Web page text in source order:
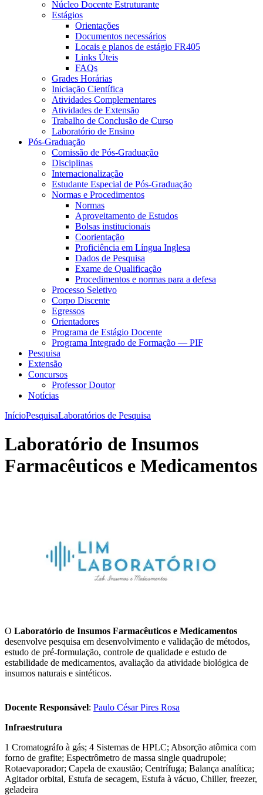
Núcleo Docente Estruturante
Estágios
Orientações
Documentos necessários
Locais e planos de estágio FR405
Links Úteis
FAQs
Grades Horárias
Iniciação Científica
Atividades Complementares
Atividades de Extensão
Trabalho de Conclusão de Curso
Laboratório de Ensino
Pós-Graduação
Comissão de Pós-Graduação
Disciplinas
Internacionalização
Estudante Especial de Pós-Graduação
Normas e Procedimentos
Normas
Aproveitamento de Estudos
Bolsas institucionais
Coorientação
Proficiência em Língua Inglesa
Dados de Pesquisa
Exame de Qualificação
Procedimentos e normas para a defesa
Processo Seletivo
Corpo Discente
Egressos
Orientadores
Programa de Estágio Docente
Programa Integrado de Formação — PIF
Pesquisa
Extensão
Concursos
Professor Doutor
Notícias
InícioPesquisaLaboratórios de Pesquisa
Laboratório de Insumos
Farmacêuticos e Medicamentos
O Laboratório de Insumos Farmacêuticos e Medicamentos
desenvolve pesquisa em desenvolvimento e validação de métodos,
estudo de pré-formulação, controle de qualidade e estudo de
estabilidade de medicamentos, avaliação da atividade biológica de
insumos naturais e sintéticos.
Docente Responsável: Paulo César Pires Rosa
Infraestrutura
1 Cromatográfo à gás; 4 Sistemas de HPLC; Absorção atômica com
forno de grafite; Espectrômetro de massa single quadrupole;
Rotaevaporador; Capela de exaustão; Centrífuga; Balança analítica;
Agitador orbital, Estufa de secagem, Estufa à vácuo, Chiller, freezer,
geladeira